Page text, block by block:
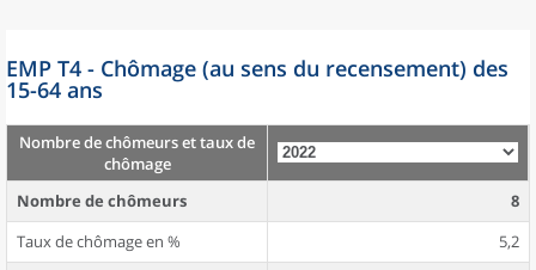
EMP T4 - Chômage (au sens du recensement) des
15-64 ans
Nombre de chômeurs et taux de
chômage
Nombre de chômeurs
8
Taux de chômage en %
5,2